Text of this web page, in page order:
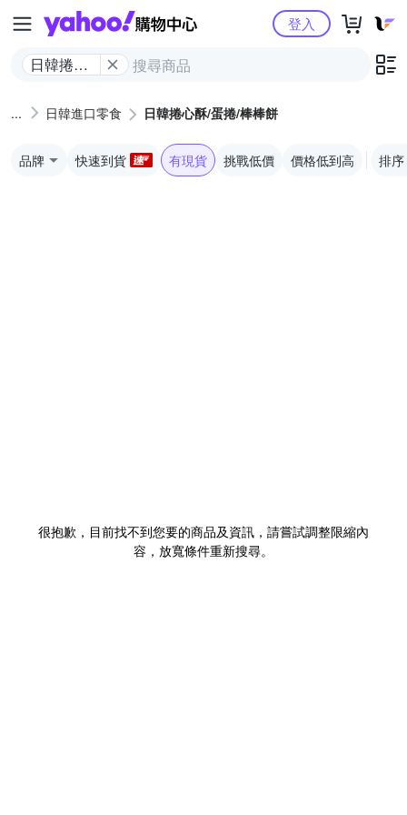
Yahoo購物中心
日韓捲心
棒餅
登入
日韓進口零食 日韓捲心酥/蛋捲/棒棒餅
品牌 快速到貨 有現貨 挑戰低價 價格低到高 排序
很抱歉，目前找不到您要的商品及資訊，請嘗試調整限縮內
容，放寬條件重新搜尋。